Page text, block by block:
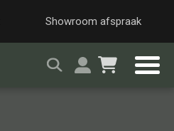
Snelle & veilige
Showroom afspraak